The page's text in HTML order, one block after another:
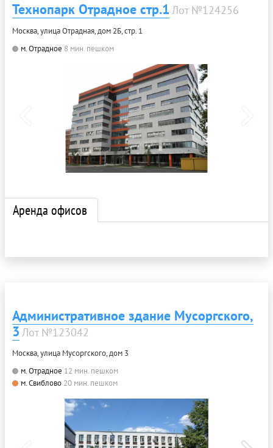
Технопарк Отрадное стр.1 Лот №124256
Москва, улица Отрадная, дом 2Б, стр. 1
м. Отрадное 8 мин. пешком
Аренда офисов
Административное здание Мусоргского,
3 Лот №123042
Москва, улица Мусоргского, дом 3
м. Отрадное 12 мин. пешком
м. Свиблово 20 мин. пешком